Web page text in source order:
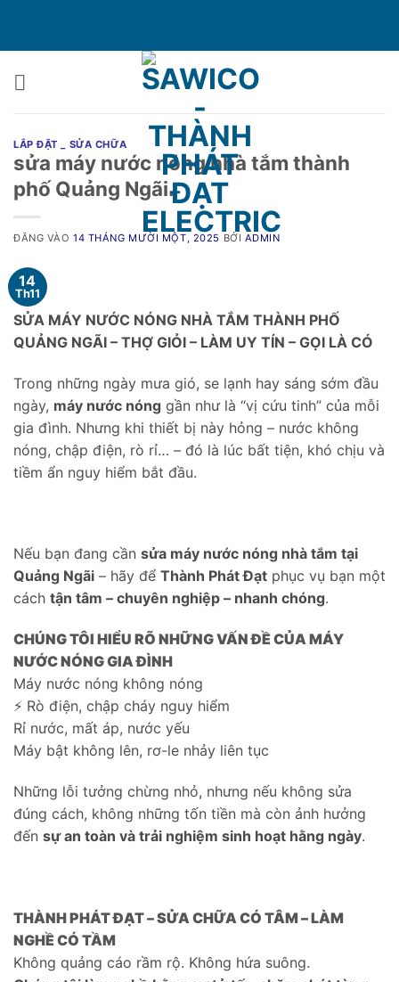
nội
dung
LẮP ĐẶT _ SỬA CHỮA
sửa máy nước nóng nhà tắm thành
phố Quảng Ngãi.
ĐĂNG VÀO14 THÁNG MƯỜI MỘT, 2025 BỞI ADMIN
14
Th11
SỬA MÁY NƯỚC NÓNG NHÀ TẮM THÀNH PHỐ
QUẢNG NGÃI – THỢ GIỎI – LÀM UY TÍN – GỌI LÀ CÓ
Trong những ngày mưa gió, se lạnh hay sáng sớm đầu
ngày, máy nước nóng gần như là “vị cứu tinh” của mỗi
gia đình. Nhưng khi thiết bị này hỏng – nước không
nóng, chập điện, rò rỉ… – đó là lúc bất tiện, khó chịu và
tiềm ẩn nguy hiểm bắt đầu.
Nếu bạn đang cần sửa máy nước nóng nhà tắm tại
Quảng Ngãi – hãy để Thành Phát Đạt phục vụ bạn một
cách tận tâm – chuyên nghiệp – nhanh chóng.
CHÚNG TÔI HIỂU RÕ NHỮNG VẤN ĐỀ CỦA MÁY
NƯỚC NÓNG GIA ĐÌNH
Máy nước nóng không nóng
⚡ Rò điện, chập cháy nguy hiểm
Rỉ nước, mất áp, nước yếu
Máy bật không lên, rơ-le nhảy liên tục
Những lỗi tưởng chừng nhỏ, nhưng nếu không sửa
đúng cách, không những tốn tiền mà còn ảnh hưởng
đến sự an toàn và trải nghiệm sinh hoạt hằng ngày.
THÀNH PHÁT ĐẠT – SỬA CHỮA CÓ TÂM – LÀM
NGHỀ CÓ TẦM
Không quảng cáo rầm rộ. Không hứa suông.